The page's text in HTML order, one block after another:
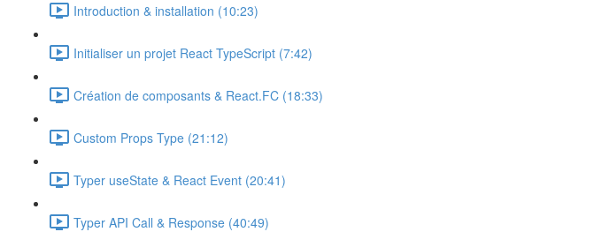
Introduction & installation (10:23)
Initialiser un projet React TypeScript (7:42)
Création de composants & React.FC (18:33)
Custom Props Type (21:12)
Typer useState & React Event (20:41)
Typer API Call & Response (40:49)